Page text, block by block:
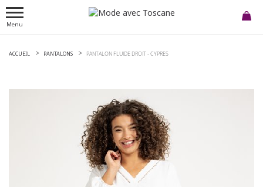
Menu
ACCUEIL PANTALONS PANTALON FLUIDE DROIT -CYPRES